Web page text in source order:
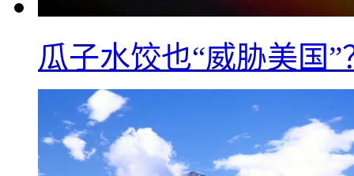
瓜子水饺也“威胁美国”